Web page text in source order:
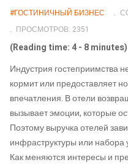
#ГОСТИНИЧНЫЙ БИЗНЕС
ПРОСМОТРОВ: 2351
(Reading time: 4 - 8 minutes)
Индустрия гостеприимства
кормит или предоставляет
впечатления. В отели
вызывает эмоции, которые
Поэтому выручка отелей
инфраструктуры или набора
Как меняются интересы и